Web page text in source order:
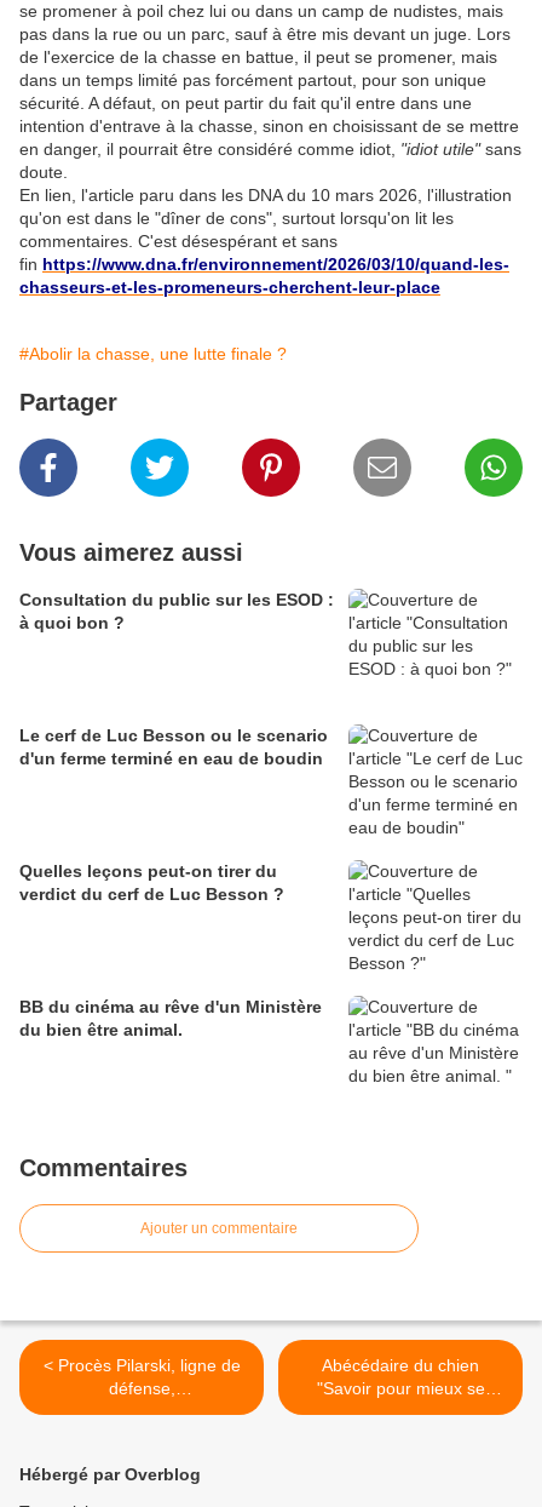
se promener à poil chez lui ou dans un camp de nudistes, mais
pas dans la rue ou un parc, sauf à être mis devant un juge. Lors
de l'exercice de la chasse en battue, il peut se promener, mais
dans un temps limité pas forcément partout, pour son unique
sécurité. A défaut, on peut partir du fait qu'il entre dans une
intention d'entrave à la chasse, sinon en choisissant de se mettre
en danger, il pourrait être considéré comme idiot, "idiot utile"sans
doute.
En lien, l'article paru dans les DNA du 10 mars 2026, l'illustration
qu'on est dans le "dîner de cons", surtout lorsqu'on lit les
commentaires. C'est désespérant et sans
fin https://www.dna.fr/environnement/2026/03/10/quand-les-
chasseurs-et-les-promeneurs-cherchent-leur-place
#Abolir la chasse, une lutte finale ?
Partager
Vous aimerez aussi
Consultation du public sur les ESOD :
à quoi bon ?
Le cerf de Luc Besson ou le scenario
d'un ferme terminé en eau de boudin
Quelles leçons peut-on tirer du
verdict du cerf de Luc Besson ?
BB du cinéma au rêve d'un Ministère
du bien être animal.
Commentaires
Ajouter un commentaire
< Procès Pilarski, ligne de
défense,
comportementalisme, les
Abécédaire du chien
"Savoir pour mieux se
comprendre", suite >
Hébergé par Overblog